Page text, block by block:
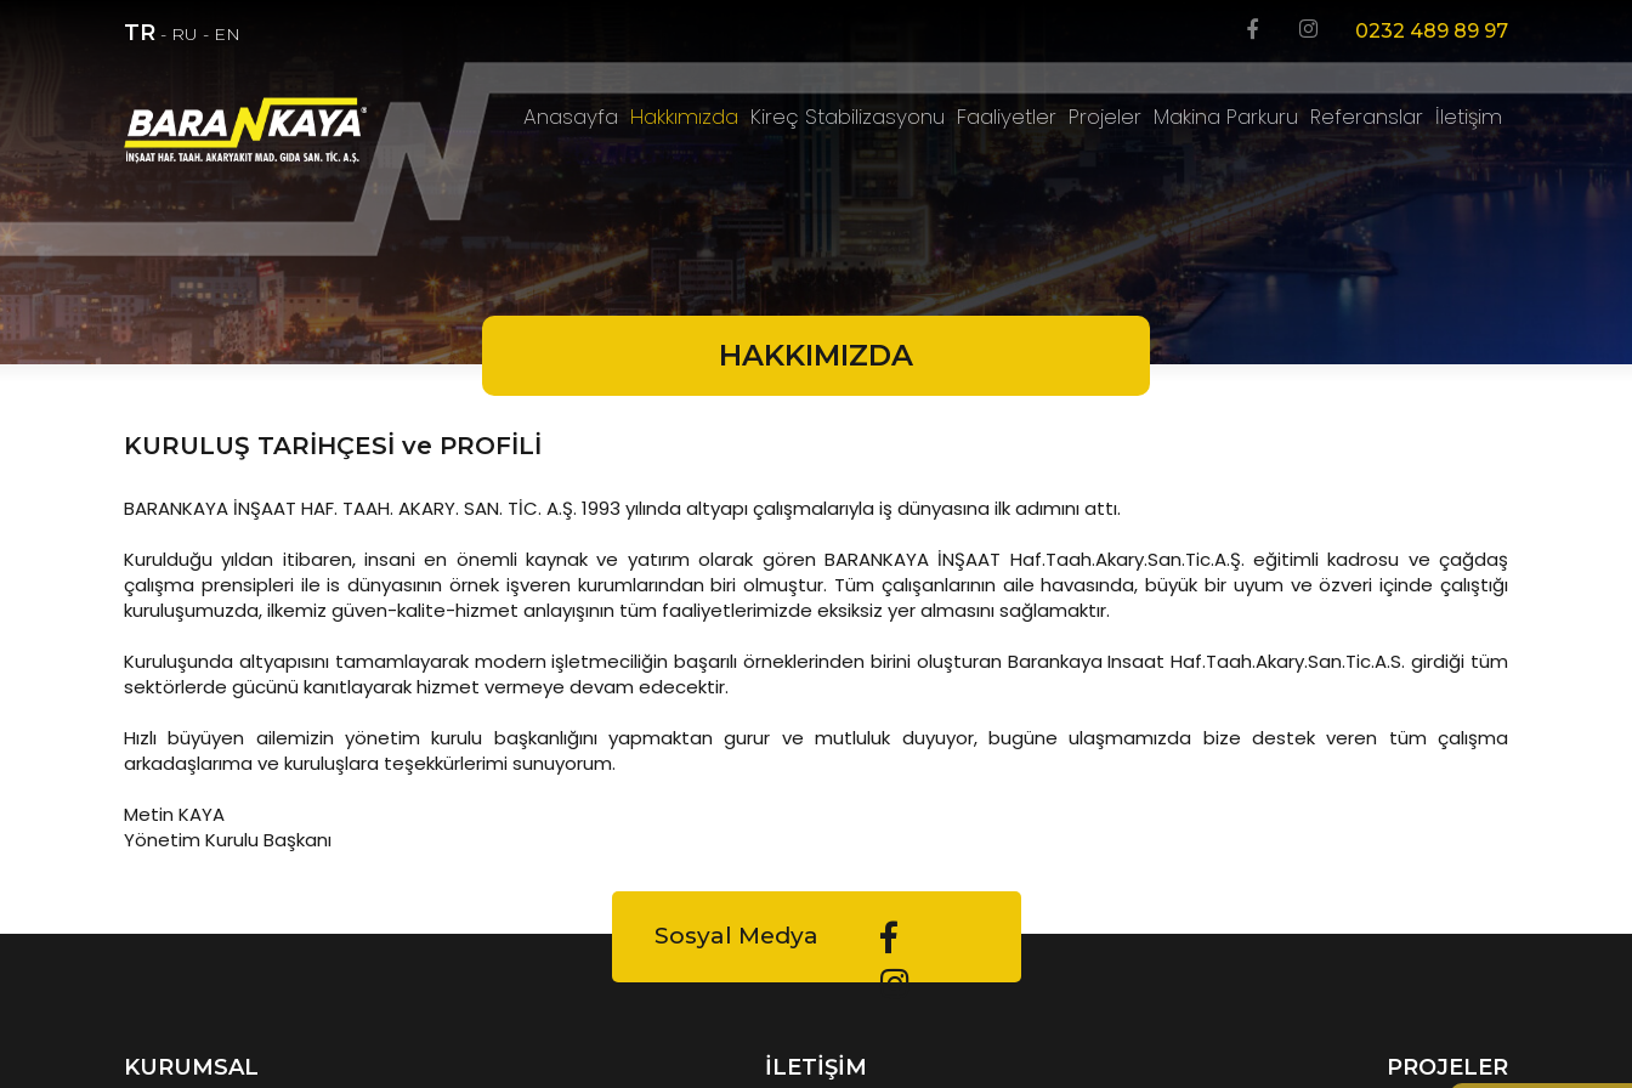
TR - RU - EN 0232 489 89 97
Anasayfa Hakkımızda Kireç Stabilizasyonu Faaliyetler Projeler Makina Parkuru Referanslar İletişim
HAKKIMIZDA
KURULUŞ TARİHÇESİ ve PROFİLİ
BARANKAYA İNŞAAT HAF. TAAH. AKARY. SAN. TİC. A.Ş. 1993 yılında altyapı çalışmalarıyla iş dünyasına ilk adımını attı.
Kurulduğu yıldan itibaren, insani en önemli kaynak ve yatırım olarak gören BARANKAYA İNŞAAT Haf.Taah.Akary.San.Tic.A.Ş. eğitimli kadrosu ve çağdaş
çalışma prensipleri ile is dünyasının örnek işveren kurumlarından biri olmuştur. Tüm çalışanlarının aile havasında, büyük bir uyum ve özveri içinde çalıştığı
kuruluşumuzda, ilkemiz güven-kalite-hizmet anlayışının tüm faaliyetlerimizde eksiksiz yer almasını sağlamaktır.
Kuruluşunda altyapısını tamamlayarak modern işletmeciliğin başarılı örneklerinden birini oluşturan Barankaya Insaat Haf.Taah.Akary.San.Tic.A.S. girdiği tüm
sektörlerde gücünü kanıtlayarak hizmet vermeye devam edecektir.
Hızlı büyüyen ailemizin yönetim kurulu başkanlığını yapmaktan gurur ve mutluluk duyuyor, bugüne ulaşmamızda bize destek veren tüm çalışma
arkadaşlarıma ve kuruluşlara teşekkürlerimi sunuyorum.
Metin KAYA
Yönetim Kurulu Başkanı
Sosyal Medya
KURUMSAL İLETİŞİM PROJELER